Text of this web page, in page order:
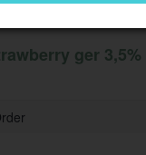
ger